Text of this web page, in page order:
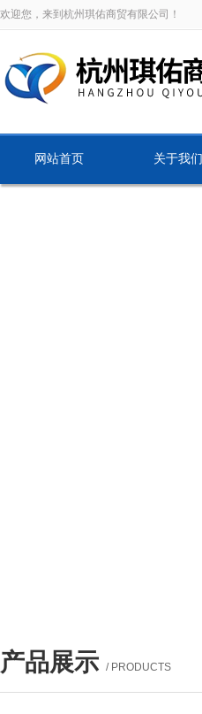
欢迎您，来到杭州琪佑商贸有限公司！
网站首页 关于我们
产品展示 / PRODUCTS